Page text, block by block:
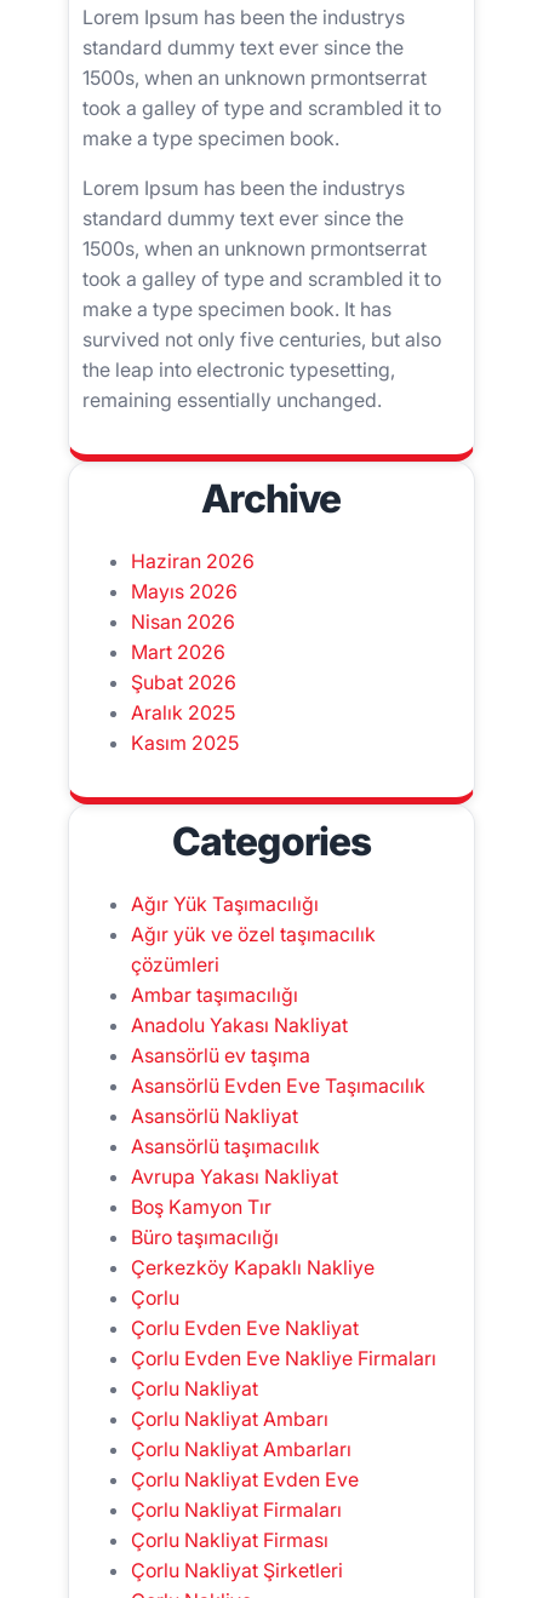
Lorem Ipsum has been the industrys
standard dummy text ever since the
1500s, when an unknown prmontserrat
took a galley of type and scrambled it to
make a type specimen book.
Lorem Ipsum has been the industrys
standard dummy text ever since the
1500s, when an unknown prmontserrat
took a galley of type and scrambled it to
make a type specimen book. It has
survived not only five centuries, but also
the leap into electronic typesetting,
remaining essentially unchanged.
Archive
Haziran 2026
Mayıs 2026
Nisan 2026
Mart 2026
Şubat 2026
Aralık 2025
Kasım 2025
Categories
Ağır Yük Taşımacılığı
Ağır yük ve özel taşımacılık
çözümleri
Ambar taşımacılığı
Anadolu Yakası Nakliyat
Asansörlü ev taşıma
Asansörlü Evden Eve Taşımacılık
Asansörlü Nakliyat
Asansörlü taşımacılık
Avrupa Yakası Nakliyat
Boş Kamyon Tır
Büro taşımacılığı
Çerkezköy Kapaklı Nakliye
Çorlu
Çorlu Evden Eve Nakliyat
Çorlu Evden Eve Nakliye Firmaları
Çorlu Nakliyat
Çorlu Nakliyat Ambarı
Çorlu Nakliyat Ambarları
Çorlu Nakliyat Evden Eve
Çorlu Nakliyat Firmaları
Çorlu Nakliyat Firması
Çorlu Nakliyat Şirketleri